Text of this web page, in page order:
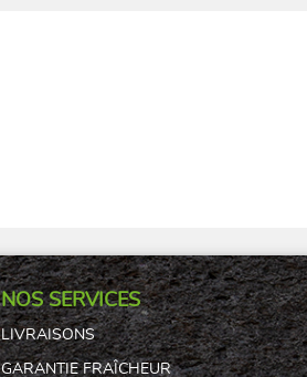
NOS SERVICES
LIVRAISONS
GARANTIE FRAÎCHEUR